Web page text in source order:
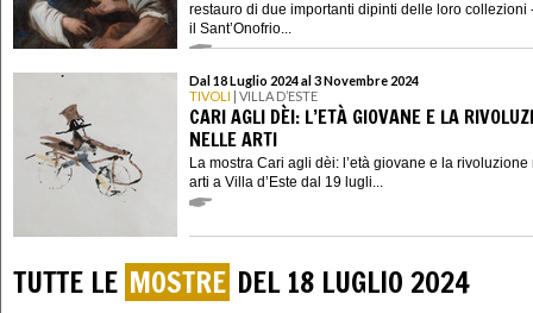
restauro di due importanti dipinti delle loro collezioni
il Sant’Onofrio...
Dal 18 Luglio 2024 al 3 Novembre 2024
TIVOLI | VILLA D’ESTE
CARI AGLI DÈI: L’ETÀ GIOVANE E LA
NELLE ARTI
La mostra Cari agli dèi: l’età giovane e la rivoluzione
arti a Villa d’Este dal 19 lugli...
TUTTE LE MOSTRE DEL 18 LUGLIO 2024